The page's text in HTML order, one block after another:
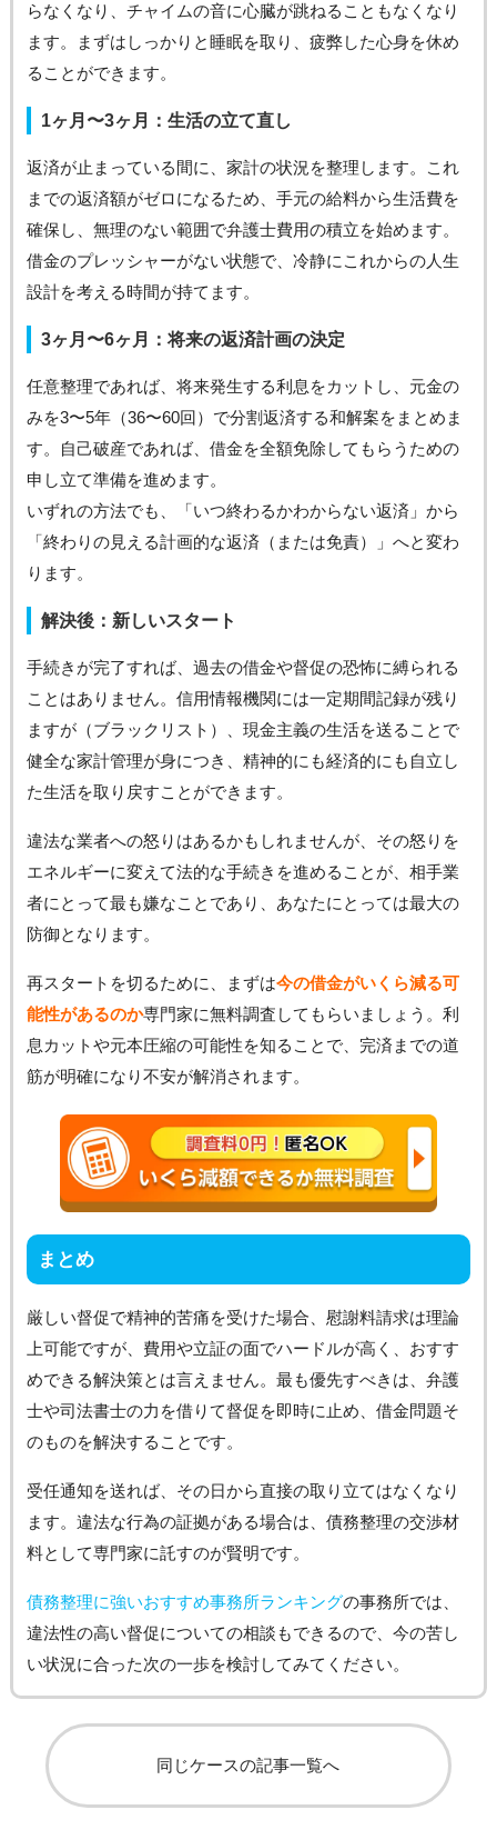
らなくなり、チャイムの音に心臓が跳ねることもなくなり
ます。まずはしっかりと睡眠を取り、疲弊した心身を休め
ることができます。
1ヶ月〜3ヶ月：生活の立て直し
返済が止まっている間に、家計の状況を整理します。これ
までの返済額がゼロになるため、手元の給料から生活費を
確保し、無理のない範囲で弁護士費用の積立を始めます。
借金のプレッシャーがない状態で、冷静にこれからの人生
設計を考える時間が持てます。
3ヶ月〜6ヶ月：将来の返済計画の決定
任意整理であれば、将来発生する利息をカットし、元金の
みを3〜5年（36〜60回）で分割返済する和解案をまとめま
す。自己破産であれば、借金を全額免除してもらうための
申し立て準備を進めます。
いずれの方法でも、「いつ終わるかわからない返済」から
「終わりの見える計画的な返済（または免責）」へと変わ
ります。
解決後：新しいスタート
手続きが完了すれば、過去の借金や督促の恐怖に縛られる
ことはありません。信用情報機関には一定期間記録が残り
ますが（ブラックリスト）、現金主義の生活を送ることで
健全な家計管理が身につき、精神的にも経済的にも自立し
た生活を取り戻すことができます。
違法な業者への怒りはあるかもしれませんが、その怒りを
エネルギーに変えて法的な手続きを進めることが、相手業
者にとって最も嫌なことであり、あなたにとっては最大の
防御となります。
再スタートを切るために、まずは今の借金がいくら減る可
能性があるのか専門家に無料調査してもらいましょう。利
息カットや元本圧縮の可能性を知ることで、完済までの道
筋が明確になり不安が解消されます。
まとめ
厳しい督促で精神的苦痛を受けた場合、慰謝料請求は理論
上可能ですが、費用や立証の面でハードルが高く、おすす
めできる解決策とは言えません。最も優先すべきは、弁護
士や司法書士の力を借りて督促を即時に止め、借金問題そ
のものを解決することです。
受任通知を送れば、その日から直接の取り立てはなくなり
ます。違法な行為の証拠がある場合は、債務整理の交渉材
料として専門家に託すのが賢明です。
債務整理に強いおすすめ事務所ランキングの事務所では、
違法性の高い督促についての相談もできるので、今の苦し
い状況に合った次の一歩を検討してみてください。
同じケースの記事一覧へ